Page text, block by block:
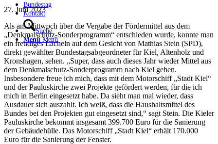
Bundestag
Kontakt
Suche
Menü Menü
27. Juni 2023
Als am Mittwoch über die Vergabe der Fördermittel aus dem
„Denkmalschutz-Sonderprogramm“ entschieden wurde, konnte man
ein freudiges Lächeln auf dem Gesicht von Mathias Stein (SPD),
direkt gewählter Bundestagsabgeordneter für Kiel, Altenholz und
Kronshagen, sehen. „Super, dass auch dieses Jahr wieder Mittel aus
dem Denkmalschutz-Sonderprogramm nach Kiel gehen.
Insbesondere freue ich mich, dass mit dem Motorschiff „Stadt Kiel“
und der Pauluskirche zwei Projekte gefördert werden, für die ich
mich in Berlin eingesetzt habe. Da sieht man mal wieder, dass
Ausdauer sich auszahlt. Ich weiß, dass die Haushaltsmittel des
Bundes bei den Projekten gut eingesetzt sind,“ sagt Stein. Die Kieler
Pauluskirche bekommt insgesamt 399.700 Euro für die Sanierung
der Gebäudehülle. Das Motorschiff „Stadt Kiel“ erhält 170.000
Euro für die Sanierung der Fenster.